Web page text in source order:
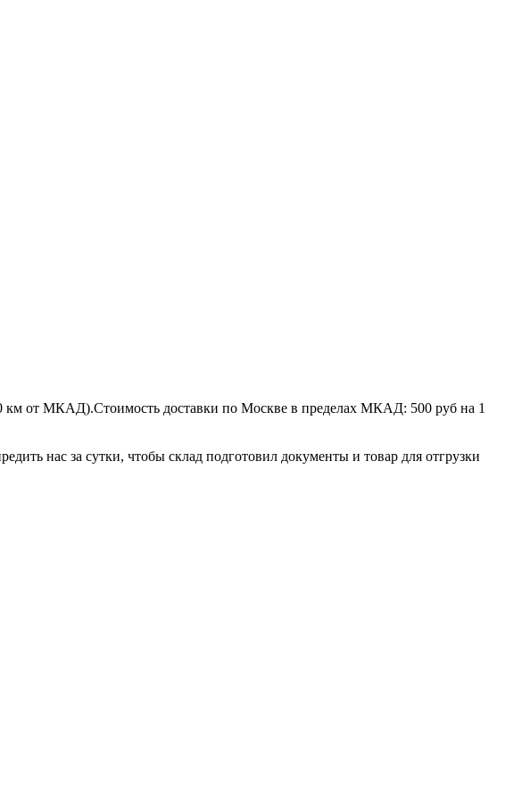
км от МКАД).Стоимость доставки по Москве в пределах МКАД: 500 руб на 1
нас за сутки, чтобы склад подготовил документы и товар для отгрузки